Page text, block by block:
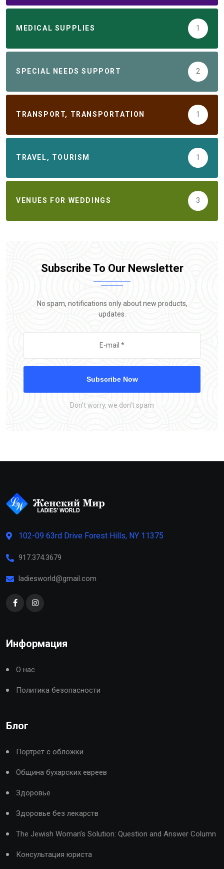
MEDICAL SUPPLIES 1
SPECIAL NEEDS SUPPORT 2
TRANSPORT, TRANSPORTATION 1
TRAVEL, TOURISM 1
VENUES FOR WEDDINGS 3
Subscribe To Our Newsletter
No spam, notifications only about new products,
updates.
Subscribe Now
Don’t worry, we don’t spam
102-09 63rd Drive Forest Hills, NY 11375
917.374.3679
ladiesworld@gmail.com
Информация
О нас
Политика безопасности
Блог
Портрет с обложки
Община бухарских евреев
Здоровье
Здоровье без лекарств
The Jewish Woman’s Solution: Question and Answer Column
Консультация юриста